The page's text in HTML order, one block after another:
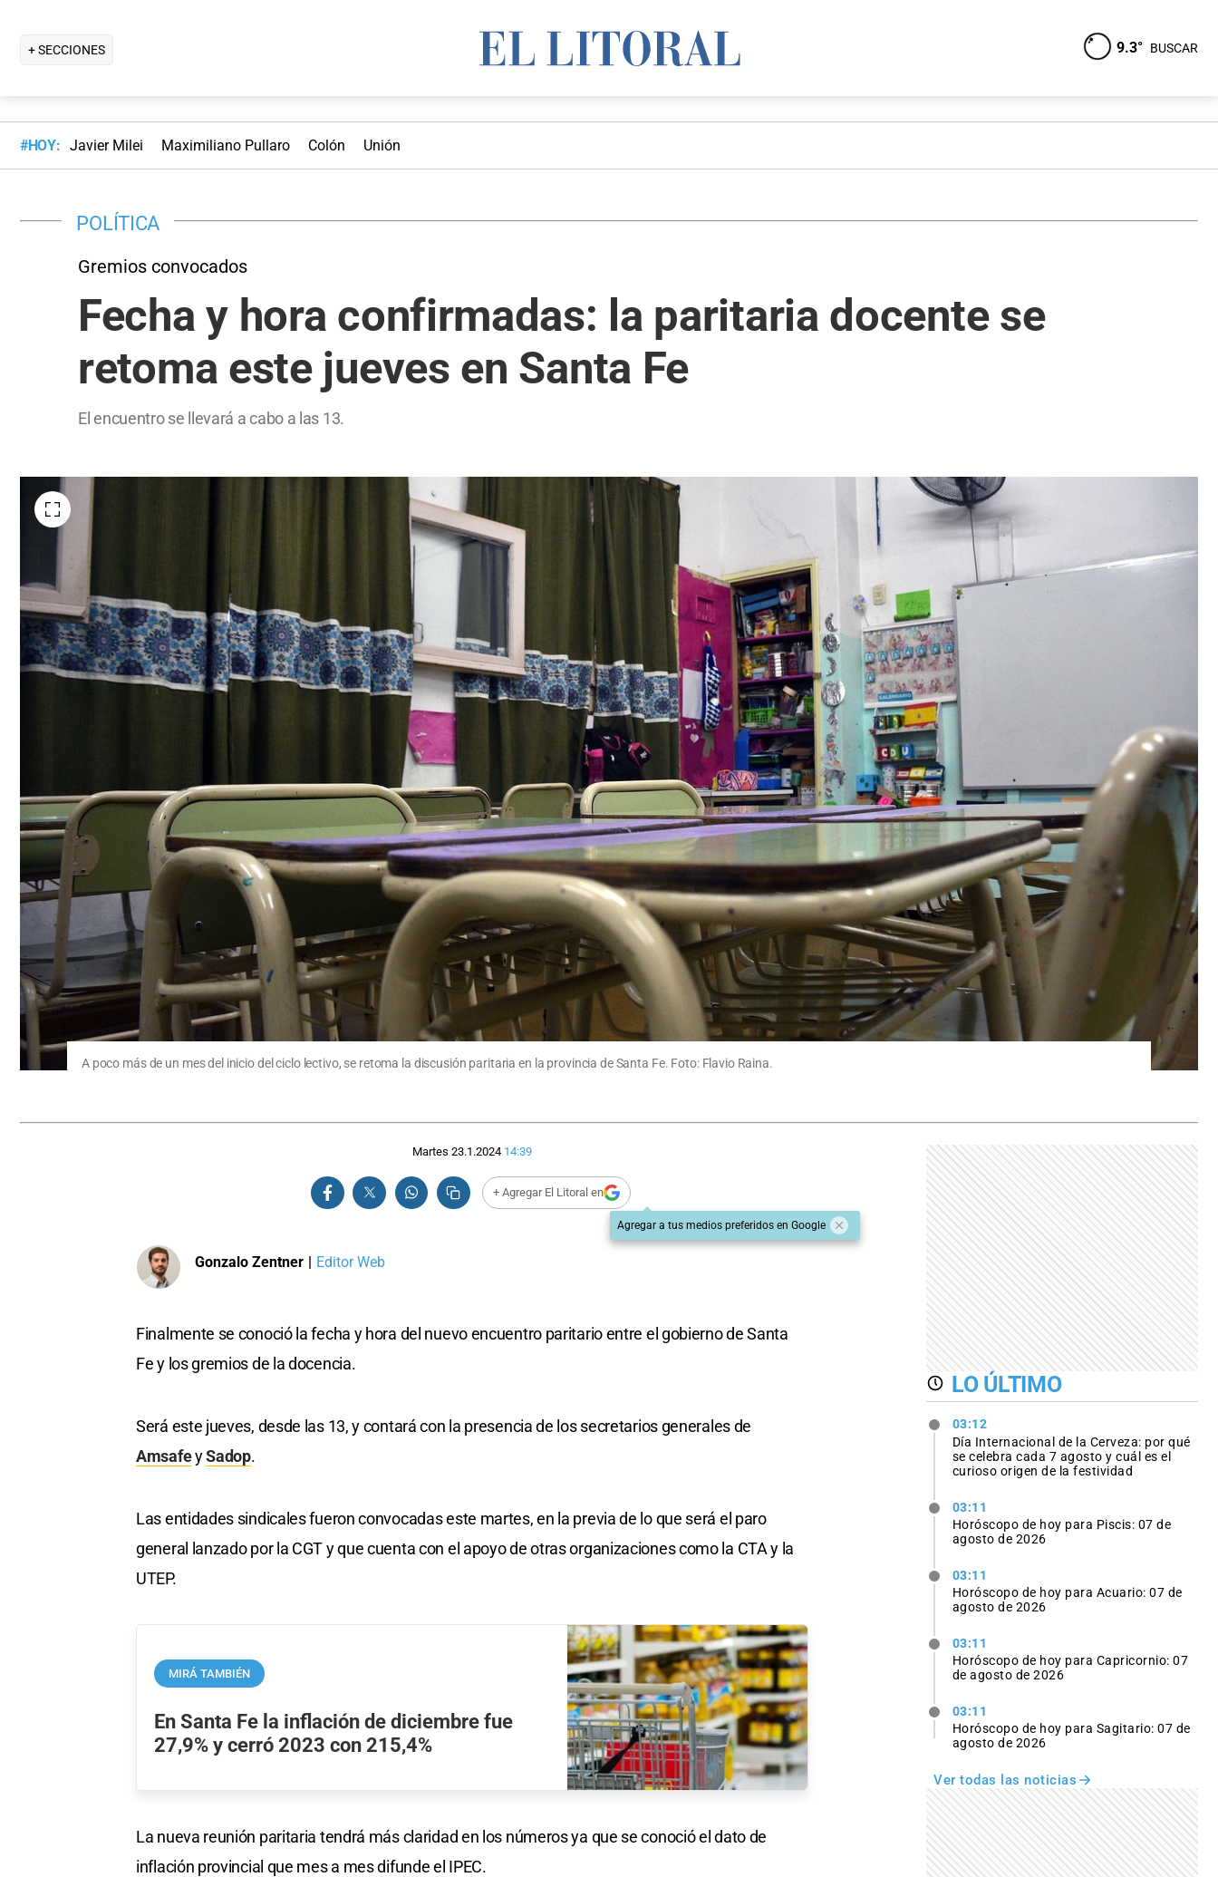
+ SECCIONES 9.3° BUSCAR
#HOY: Javier Milei Maximiliano Pullaro Colón Unión
POLÍTICA
Gremios convocados
Fecha y hora confirmadas: la paritaria docente se
retoma este jueves en Santa Fe
El encuentro se llevará a cabo a las 13.
A poco más de un mes del inicio del ciclo lectivo, se retoma la discusión paritaria en la provincia de Santa Fe. Foto: Flavio Raina.
Martes 23.1.2024 14:39
+ Agregar El Litoral en
Agregar a tus medios preferidos en Google
Gonzalo Zentner | Editor Web
Finalmente se conoció la fecha y hora del nuevo encuentro paritario entre el gobierno de Santa
Fe y los gremios de la docencia.
Será este jueves, desde las 13, y contará con la presencia de los secretarios generales de
AmsafeySadop.
Las entidades sindicales fueron convocadas este martes, en la previa de lo que será el paro
general lanzado por la CGT y que cuenta con el apoyo de otras organizaciones como la CTA y la
UTEP.
MIRÁ TAMBIÉN
En Santa Fe la inflación de diciembre fue
27,9% y cerró 2023 con 215,4%
La nueva reunión paritaria tendrá más claridad en los números ya que se conoció el dato de
inflación provincial que mes a mes difunde el IPEC.
LO ÚLTIMO
03:12
Día Internacional de la Cerveza: por qué
se celebra cada 7 agosto y cuál es el
curioso origen de la festividad
03:11
Horóscopo de hoy para Piscis: 07 de
agosto de 2026
03:11
Horóscopo de hoy para Acuario: 07 de
agosto de 2026
03:11
Horóscopo de hoy para Capricornio: 07
de agosto de 2026
03:11
Horóscopo de hoy para Sagitario: 07 de
agosto de 2026
Ver todas las noticias